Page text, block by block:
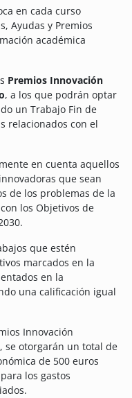
en cada curso
Ayudas y Premios
académica
Premios Innovación
, a los que podrán optar
un Trabajo Fin de
relacionados con el
en cuenta aquellos
que sean
de los problemas de la
los Objetivos de
que estén
marcados en la
en la
una calificación igual
Innovación
se otorgarán un total de
de 500 euros
los gastos